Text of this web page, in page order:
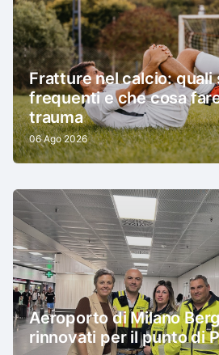
Fratture nel calcio: quali
frequenti e che cosa
trauma
06 Ago 2026
Aeroporto di Milano
rinnovati per il punto di